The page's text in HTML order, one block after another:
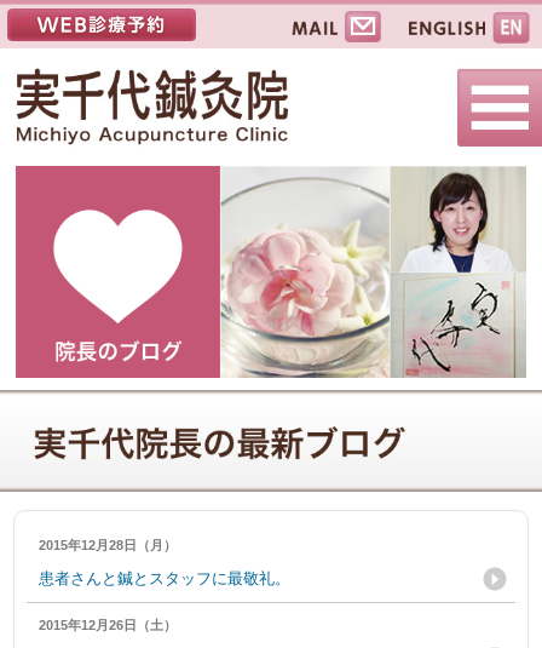
2015年12月28日（月）
患者さんと鍼とスタッフに最敬礼。
2015年12月26日（土）